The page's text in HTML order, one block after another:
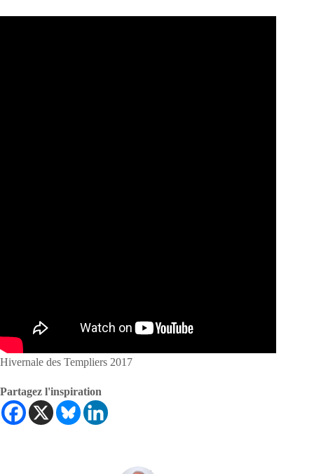
Hivernale des Templiers 2017
Partagez l'inspiration